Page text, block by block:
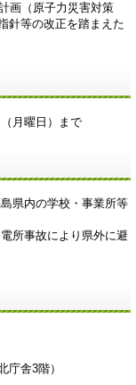
画（原子力災害対策
針等の改正を踏まえた
月曜日）まで
県内の学校・事業所等
所事故により県外に避
舎3階）